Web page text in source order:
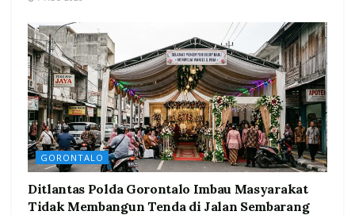
GORONTALO
Ditlantas Polda Gorontalo Imbau Masyarakat
Tidak Membangun Tenda di Jalan Sembarang